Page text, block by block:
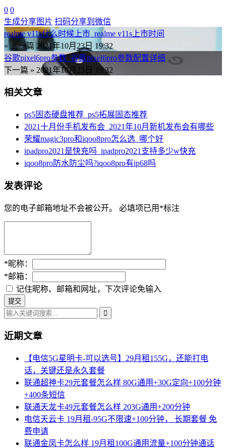
0 0
生成分享图片 扫码分享到微信
realme v11s什么时候上市_realme v11s上市时间
« 上一篇 2021年10月23日 19:32
谷歌pixel6pro参数_谷歌pixel6pro参数配置详细
下一篇 » 2021年10月23日 19:32
相关文章
ps5固态硬盘推荐_ps5拓展固态推荐
2021十月份手机发布会_2021年10月新机发布会有哪些
荣耀magic3pro和iqoo8pro怎么选_哪个好
ipadpro2021是快充吗_ipadpro2021支持多少w快充
iqoo8pro防水防尘吗?iqoo8pro有ip68吗
发表评论
您的电子邮箱地址不会被公开。 必填项已用 *标注
*昵称：
*邮箱：
记住昵称、邮箱和网址，下次评论免输入
近期文章
【电信5G星明卡-可以选号】29月租155G，还能打电
话，关键还是永久套餐
联通超神卡29元套餐怎么样 80G通用+30G定向+100分钟
+400条短信
联通天龙卡49元套餐怎么样 203G通用+200分钟
电信天云卡 19月租-95G不限速+100分钟， 长期套餐 免
费申请
联通金凤卡怎么样 19月租100G通用流量+100分钟通话